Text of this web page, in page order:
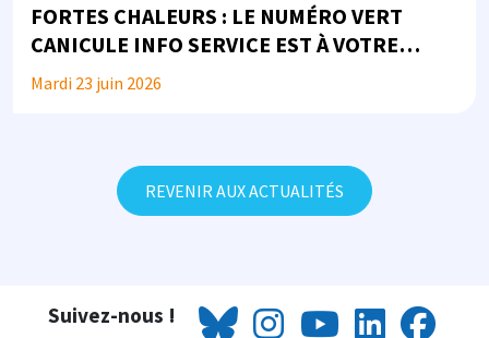
FORTES CHALEURS : LE NUMÉRO VERT
CANICULE INFO SERVICE EST À VOTRE
DISPOSITION
Mardi 23 juin 2026
REVENIR AUX ACTUALITÉS
Suivez-nous !